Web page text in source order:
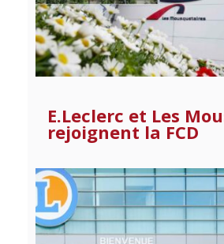
E.Leclerc et Les
rejoignent la FCD